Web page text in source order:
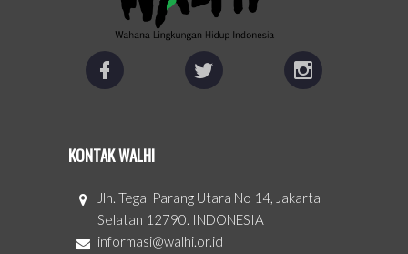
KONTAK WALHI
Jln. Tegal Parang Utara No 14, Jakarta
Selatan 12790. INDONESIA
informasi@walhi.or.id